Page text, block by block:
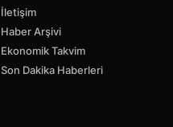
İletişim
Haber Arşivi
Ekonomik Takvim
Son Dakika Haberleri